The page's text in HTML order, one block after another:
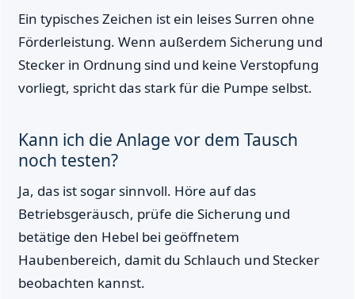
Ein typisches Zeichen ist ein leises Surren ohne
Förderleistung. Wenn außerdem Sicherung und
Stecker in Ordnung sind und keine Verstopfung
vorliegt, spricht das stark für die Pumpe selbst.
Kann ich die Anlage vor dem Tausch
noch testen?
Ja, das ist sogar sinnvoll. Höre auf das
Betriebsgeräusch, prüfe die Sicherung und
betätige den Hebel bei geöffnetem
Haubenbereich, damit du Schlauch und Stecker
beobachten kannst.